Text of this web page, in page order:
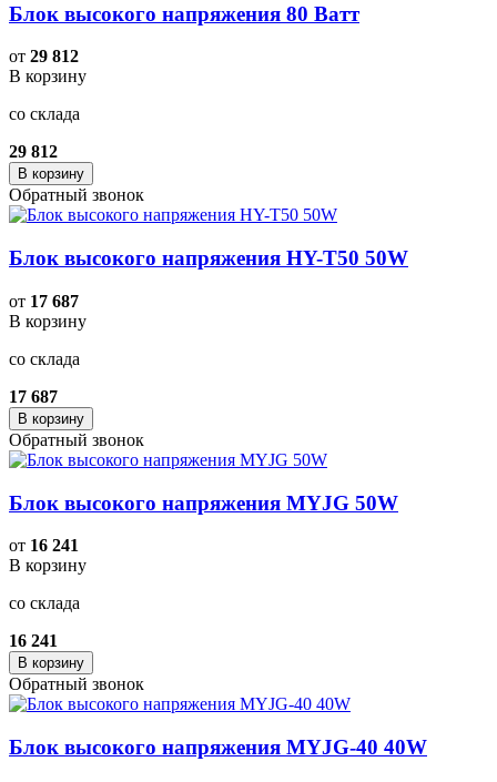
Блок высокого напряжения 80 Ватт
от 29 812
В корзину
со склада
29 812
В корзину
Обратный звонок
Блок высокого напряжения HY-T50 50W
от 17 687
В корзину
со склада
17 687
В корзину
Обратный звонок
Блок высокого напряжения MYJG 50W
от 16 241
В корзину
со склада
16 241
В корзину
Обратный звонок
Блок высокого напряжения MYJG-40 40W